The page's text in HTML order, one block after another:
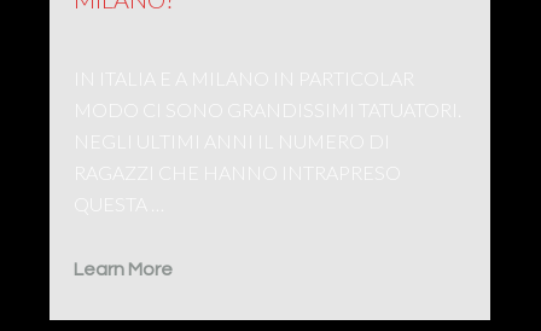
IN ITALIA E A MILANO IN PARTICOLAR
MODO CI SONO GRANDISSIMI TATUATORI.
NEGLI ULTIMI ANNI IL NUMERO DI
RAGAZZI CHE HANNO INTRAPRESO
QUESTA …
Learn More